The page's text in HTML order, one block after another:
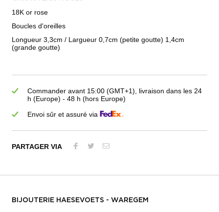
18K or rose
Boucles d'oreilles
Longueur 3,3cm / Largueur 0,7cm (petite goutte) 1,4cm
(grande goutte)
Commander avant 15:00 (GMT+1), livraison dans les 24
h (Europe) - 48 h (hors Europe)
Envoi sûr et assuré via
PARTAGER VIA
BIJOUTERIE HAESEVOETS - WAREGEM